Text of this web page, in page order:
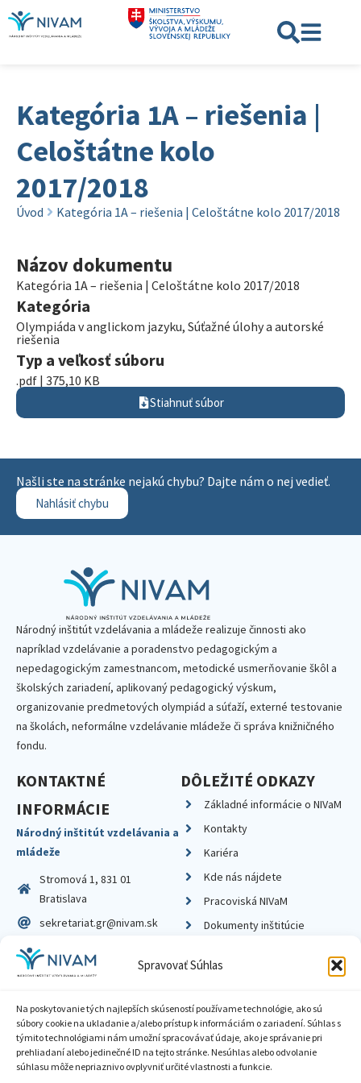
Spravovať Súhlas
Na poskytovanie tých najlepších skúseností používame technológie, ako sú
súbory cookie na ukladanie a/alebo prístup k informáciám o zariadení. Súhlas s
týmito technológiami nám umožní spracovávať údaje, ako je správanie pri
prehliadaní alebo jedinečné ID na tejto stránke. Nesúhlas alebo odvolanie
súhlasu môže nepriaznivo ovplyvniť určité vlastnosti a funkcie.
Kategória 1A – riešenia |
Celoštátne kolo
2017/2018
Úvod Kategória 1A – riešenia | Celoštátne kolo 2017/2018
Názov dokumentu
Kategória 1A – riešenia | Celoštátne kolo 2017/2018
Kategória
Olympiáda v anglickom jazyku, Súťažné úlohy a autorské
riešenia
Typ a veľkosť súboru
.pdf | 375,10 KB
Stiahnuť súbor
Našli ste na stránke nejakú chybu? Dajte nám o nej vedieť.
Nahlásiť chybu
Národný inštitút vzdelávania a mládeže realizuje činnosti ako
napríklad vzdelávanie a poradenstvo pedagogickým a
nepedagogickým zamestnancom, metodické usmerňovanie škôl a
školských zariadení, aplikovaný pedagogický výskum,
organizovanie predmetových olympiád a súťaží, externé testovanie
na školách, neformálne vzdelávanie mládeže či správa knižničného
fondu.
KONTAKTNÉ
INFORMÁCIE
Národný inštitút vzdelávania a
mládeže
Stromová 1, 831 01
Bratislava
sekretariat.gr@nivam.sk
IČO: 00164348
DIČ: 2020798714
DÔLEŽITÉ ODKAZY
Základné informácie o NIVaM
Kontakty
Kariéra
Kde nás nájdete
Pracoviská NIVaM
Dokumenty inštitúcie
Zásady ochrany súkromia